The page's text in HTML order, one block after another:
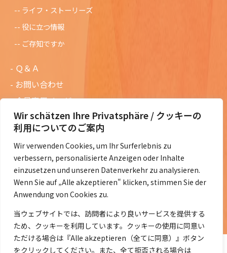
Wir schätzen Ihre Privatsphäre / クッキーの
利用についてのご案内
Wir verwenden Cookies, um Ihr Surferlebnis zu
verbessern, personalisierte Anzeigen oder Inhalte
einzusetzen und unseren Datenverkehr zu analysieren.
Wenn Sie auf „Alle akzeptieren" klicken, stimmen Sie der
Anwendung von Cookies zu.
当ウェブサイトでは、訪問者により良いサービスを提供する
ため、クッキーを利用しています。クッキーの使用に同意い
ただける場合は『Alle akzeptieren（全てに同意）』ボタン
をクリックしてください。また、全て拒否される場合は
ライフ・ストーリーズ
役に立つ情報
ご存知ですか
Ｑ＆Ａ
お問い合わせ
会員専用ページ
ニュースレターバックナンバー
過去の講演資料
総会議事録
定款・会費規定など
コラムの紹介
コラム一覧